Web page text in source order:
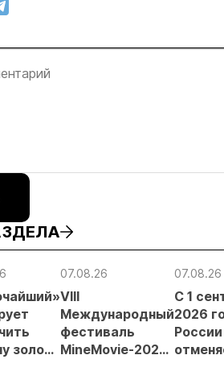
золота
07.08.26
VIII
Международный
фестиваль
MineMovie-2026
07.08.26
С 1
2026
России